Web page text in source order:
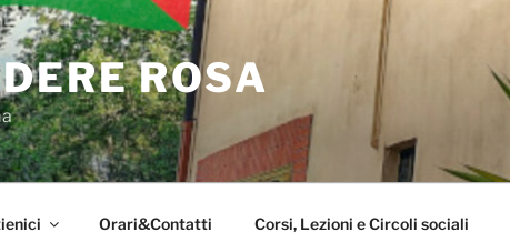
ROSA
Orari&Contatti Corsi, Lezioni e Circoli sociali